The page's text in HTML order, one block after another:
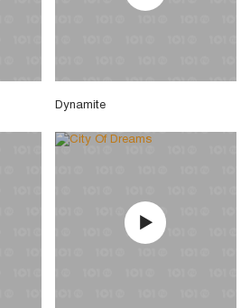
Dynamite